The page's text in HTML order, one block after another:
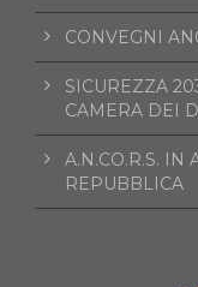
CONVEGNI
SICUREZZA
CAMERA DEI
A.N.CO.R.S. IN
REPUBBLICA